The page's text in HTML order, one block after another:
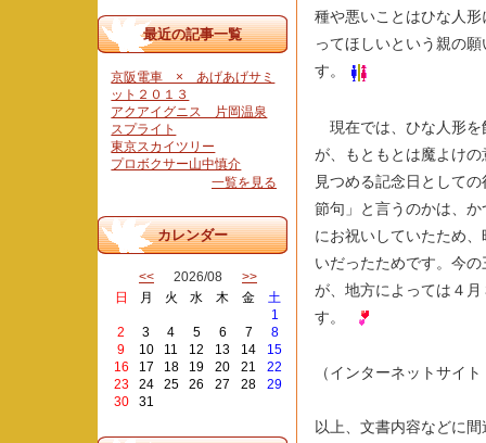
種や悪いことはひな人
ってほしいという親の
す。
現在では、ひな人形を
が、もともとは魔よけ
見つめる記念日として
節句」と言うのかは、
にお祝いしていたため
いだったためです。今
が、地方によっては４
す。
（インターネットサ
以上、文書内容などに
最近の記事一覧
京阪電車 × あげあげサミ
ット２０１３
アクアイグニス 片岡温泉
スプライト
東京スカイツリー
プロボクサー山中慎介
一覧を見る
カレンダー
<< 2026/08 >>
日
月 火 水 木 金
土
1
2
3 4 5 6 7
8
9
10 11 12 13 14
15
16
17 18 19 20 21
22
23
24 25 26 27 28
29
30
31